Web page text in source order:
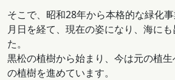
そこで、昭和28年から本格的な緑化
月日を経て、現在の姿になり、海に
た。
黒松の植樹から始まり、今は元の植
の植樹を進めています。